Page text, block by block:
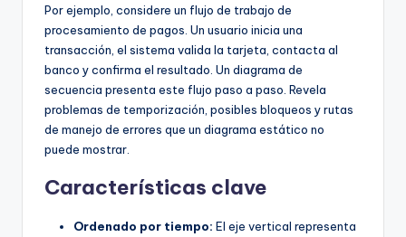
Por ejemplo, considere un flujo de trabajo de
procesamiento de pagos. Un usuario inicia una
transacción, el sistema valida la tarjeta, contacta al
banco y confirma el resultado. Un diagrama de
secuencia presenta este flujo paso a paso. Revela
problemas de temporización, posibles bloqueos y rutas
de manejo de errores que un diagrama estático no
puede mostrar.
Características clave
Ordenado por tiempo: El eje vertical representa